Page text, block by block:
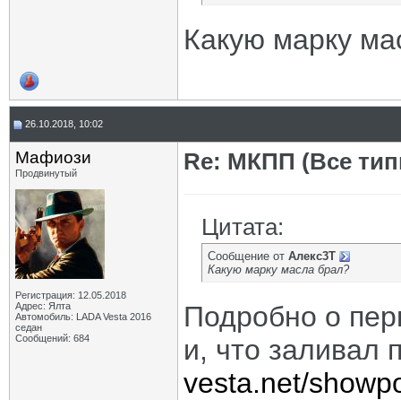
Какую марку
26.10.2018, 10:02
Мафиози
Продвинутый
Регистрация: 12.05.2018
Адрес: Ялта
Автомобиль: LADA Vesta 2016
седан
Сообщений: 684
Re: МКПП (Все
Цитата:
Сообщение от Алекс3Т
Какую марку масла брал?
Подробно о
и, что заливал
vesta.net/